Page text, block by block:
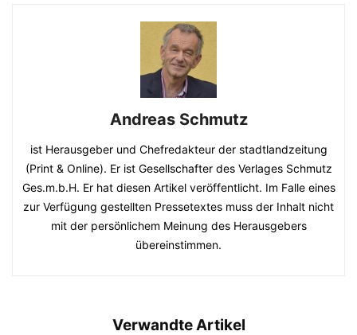
Andreas Schmutz
ist Herausgeber und Chefredakteur der stadtlandzeitung
(Print & Online). Er ist Gesellschafter des Verlages Schmutz
Ges.m.b.H. Er hat diesen Artikel veröffentlicht. Im Falle eines
zur Verfügung gestellten Pressetextes muss der Inhalt nicht
mit der persönlichem Meinung des Herausgebers
übereinstimmen.
Verwandte Artikel